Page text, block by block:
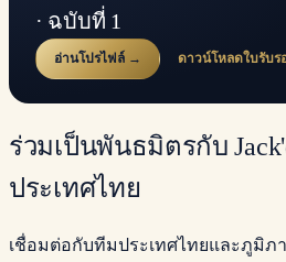
· ฉบับที่ 1
อ่านโปรไฟล์ → ดาวน์โหลดใบรับร
ร่วมเป็นพันธมิตรกับ
ประเทศไทย
เชื่อมต่อกับทีมประเทศไทยและภูมิภา